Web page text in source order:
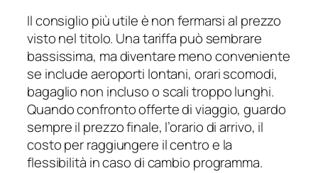
Il consiglio più utile è non fermarsi al prezzo
visto nel titolo. Una tariffa può sembrare
bassissima, ma diventare meno conveniente
se include aeroporti lontani, orari scomodi,
bagaglio non incluso o scali troppo lunghi.
Quando confronto offerte di viaggio, guardo
sempre il prezzo finale, l’orario di arrivo, il
costo per raggiungere il centro e la
flessibilità in caso di cambio programma.